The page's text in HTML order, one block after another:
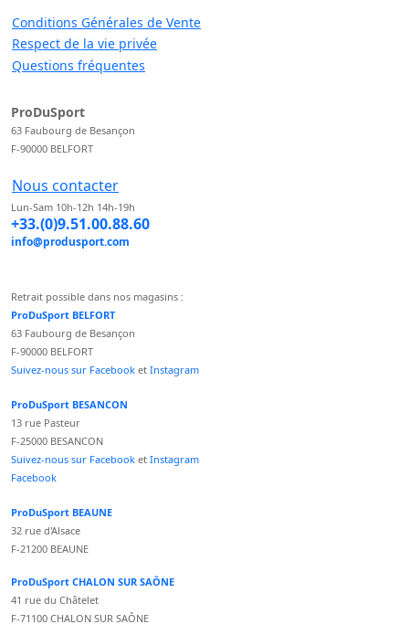
Conditions Générales de Vente
Respect de la vie privée
Questions fréquentes
ProDuSport
63 Faubourg de Besançon
F-90000 BELFORT
Nous contacter
Lun-Sam 10h-12h 14h-19h
+33.(0)9.51.00.88.60
info@produsport.com
Retrait possible dans nos magasins :
ProDuSport BELFORT
63 Faubourg de Besançon
F-90000 BELFORT
Suivez-nous sur Facebook et Instagram
ProDuSport BESANCON
13 rue Pasteur
F-25000 BESANCON
Suivez-nous sur Facebook et Instagram
Facebook
ProDuSport BEAUNE
32 rue d'Alsace
F-21200 BEAUNE
ProDuSport CHALON SUR SAÔNE
41 rue du Châtelet
F-71100 CHALON SUR SAÔNE